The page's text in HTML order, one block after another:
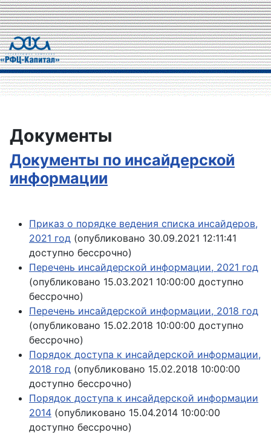
Документы
Документы по инсайдерской
информации
Приказ о порядке ведения списка инсайдеров,
2021 год (опубликовано 30.09.2021 12:11:41
доступно бессрочно)
Перечень инсайдерской информации, 2021 год
(опубликовано 15.03.2021 10:00:00 доступно
бессрочно)
Перечень инсайдерской информации, 2018 год
(опубликовано 15.02.2018 10:00:00 доступно
бессрочно)
Порядок доступа к инсайдерской информации,
2018 год (опубликовано 15.02.2018 10:00:00
доступно бессрочно)
Порядок доступа к инсайдерской информации
2014 (опубликовано 15.04.2014 10:00:00
доступно бессрочно)